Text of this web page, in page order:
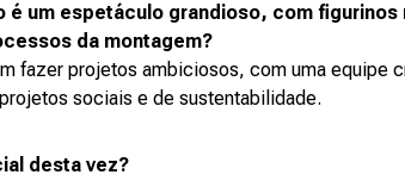
é um espetáculo grandioso, com
da montagem?
fazer projetos ambiciosos, com uma equipe
sociais e de sustentabilidade.
desta vez?